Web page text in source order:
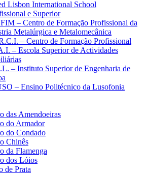
Lisbon International School
e Superior
– Centro de Formação Profissional da
Metalúrgica e Metalomecânica
– Centro de Formação Profissional
– Escola Superior de Actividades
– Instituto Superior de Engenharia de
– Ensino Politécnico da Lusofonia
das Amendoeiras
do Armador
do Condado
Chinês
da Flamenga
dos Lóios
de Prata